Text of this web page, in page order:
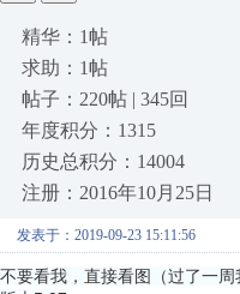
精华：1帖
求助：1帖
帖子：220帖 | 345回
年度积分：1315
历史总积分：14004
注册：2016年10月25日
发表于：2019-09-23 15:11:56
不要看我，直接看图（过了一